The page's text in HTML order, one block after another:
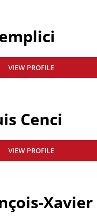
VIEW PROFILE
Cenci
VIEW PROFILE
Xavier